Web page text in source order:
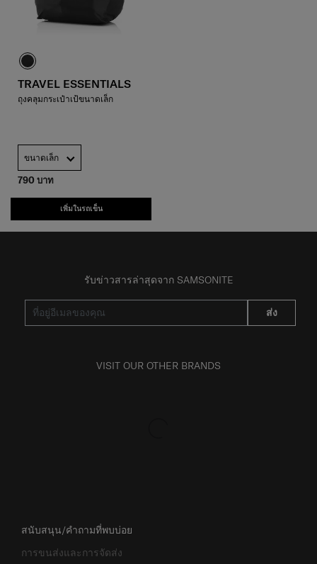
790 บาท
เพิ่มในรถเข็น
TRAVEL ESSENTIALS
ถุงคลุมกระเป๋าเป้ขนาดเล็ก
ขนาดเล็ก
รับข่าวสารล่าสุดจาก SAMSONITE
ส่ง
VISIT OUR OTHER BRANDS
สนับสนุน/คำถามที่พบบ่อย
การขนส่งและการจัดส่ง